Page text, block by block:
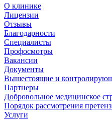
О клинике
Лицензии
Отзывы
Благодарности
Специалисты
Профосмотры
Вакансии
Документы
Вышестоящие и
Партнеры
Добровольное медицинское
Порядок рассмотрения
Услуги